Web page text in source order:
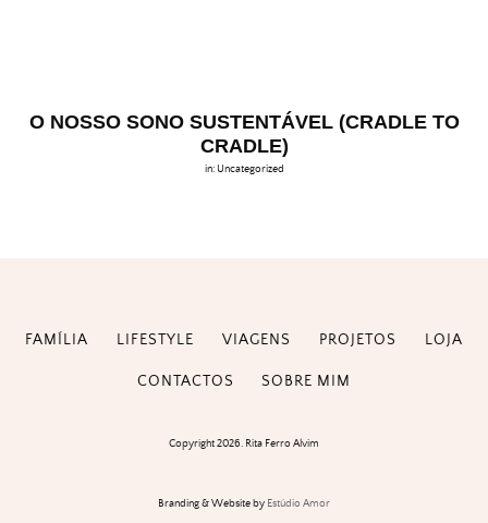
O NOSSO SONO SUSTENTÁVEL (CRADLE TO
CRADLE)
in: Uncategorized
FAMÍLIA LIFESTYLE VIAGENS PROJETOS LOJA
CONTACTOS SOBRE MIM
Copyright 2026. Rita Ferro Alvim
Branding & Website by Estúdio Amor